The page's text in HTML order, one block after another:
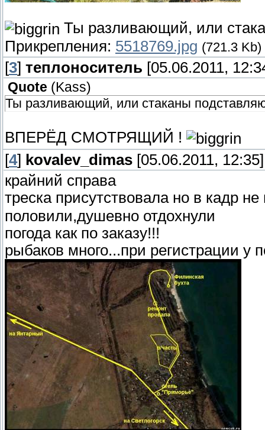
Ты разливающий, или
Прикрепления: 5518769.jpg (721.3 Kb)
[3] теплоноситель [05.06.2011,
Quote ( Kass)
Ты разливающий, или стаканы
ВПЕРЁД СМОТРЯЩИЙ !
[4] kovalev_dimas [05.06.2011, 12:35]
крайний справа
треска присутствовала но в кадр
половили,душевно отдохнули
погода как по заказу!!!
рыбаков много...при регистрации у